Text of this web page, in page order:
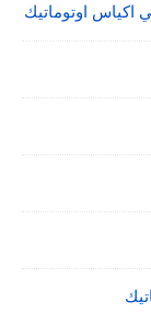
اكياس اوتوماتيك